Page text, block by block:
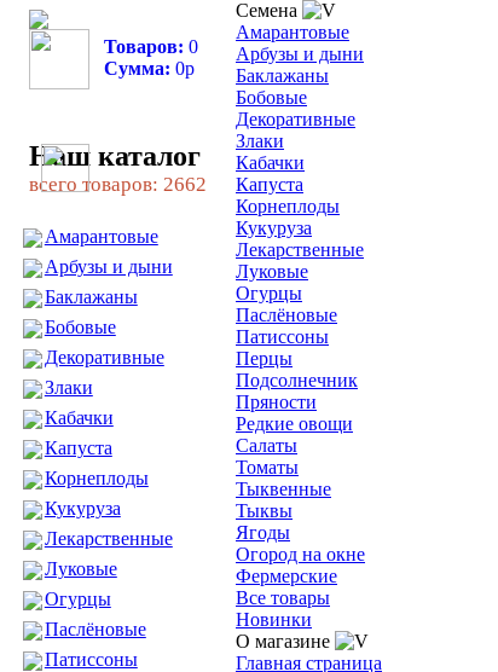
Товаров: 0
Сумма: 0р
Наш каталог
всего товаров: 2662
Амарантовые
Арбузы и дыни
Баклажаны
Бобовые
Декоративные
Злаки
Кабачки
Капуста
Корнеплоды
Кукуруза
Лекарственные
Луковые
Огурцы
Паслёновые
Патиссоны
Семена
Амарантовые
Арбузы и дыни
Баклажаны
Бобовые
Декоративные
Злаки
Кабачки
Капуста
Корнеплоды
Кукуруза
Лекарственные
Луковые
Огурцы
Паслёновые
Патиссоны
Перцы
Подсолнечник
Пряности
Редкие овощи
Салаты
Томаты
Тыквенные
Тыквы
Ягоды
Огород на окне
Фермерские
Все товары
Новинки
О магазине
Главная страница